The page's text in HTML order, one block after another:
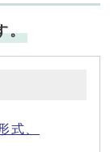
。
式、